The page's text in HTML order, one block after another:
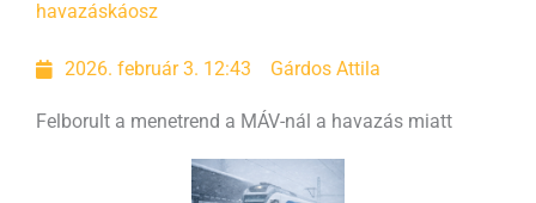
havazáskáosz
2026. február 3. 12:43 Gárdos Attila
Felborult a menetrend a MÁV-nál a havazás miatt